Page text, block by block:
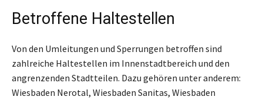
Betroffene Haltestellen
Von den Umleitungen und Sperrungen betroffen sind
zahlreiche Haltestellen im Innenstadtbereich und den
angrenzenden Stadtteilen. Dazu gehören unter anderem:
Wiesbaden Nerotal, Wiesbaden Sanitas, Wiesbaden